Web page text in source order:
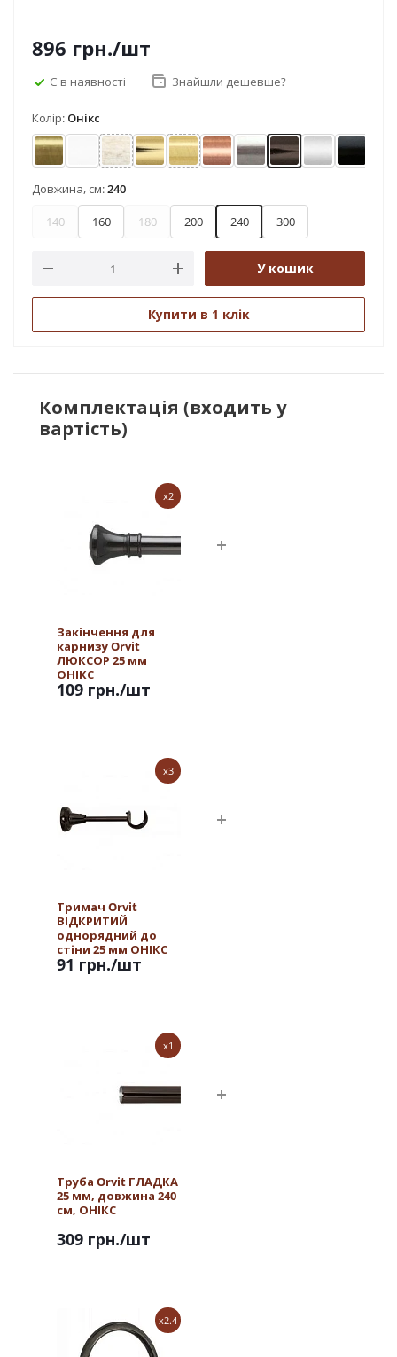
896 грн./шт
Є в наявності Знайшли дешевше?
Колір: Онікс
Антик АрктісБіле золото
ЗолотоЗолото матове
МідьНержавіюча сталь
ОніксСатин
Довжина, см:240
140 160 180 200 240 300
У кошик
Купити в 1 клік
Комплектація (входить у
вартість)
x2
Закінчення для
карнизу Orvit
ЛЮКСОР 25 мм
ОНІКС
109 грн./шт
x3
Тримач Orvit
ВІДКРИТИЙ
однорядний до
стіни 25 мм ОНІКС
91 грн./шт
x1
Труба Orvit ГЛАДКА
25 мм, довжина 240
см, ОНІКС
309 грн./шт
x2.4